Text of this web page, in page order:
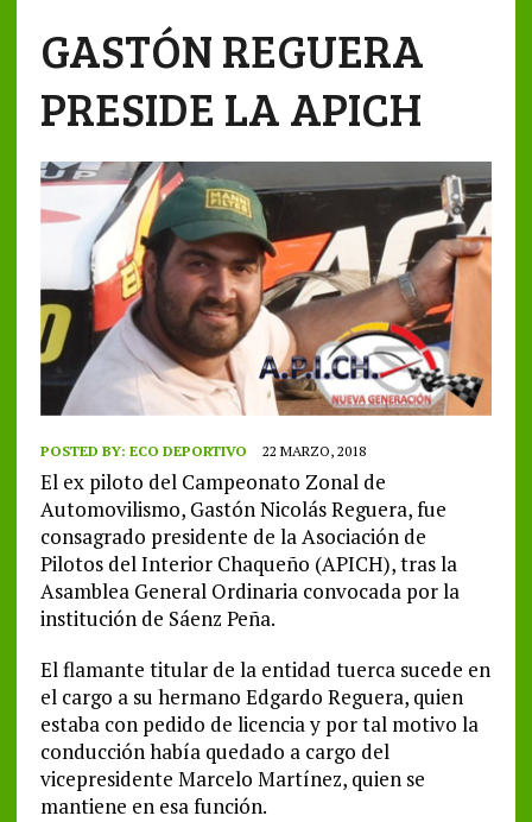
GASTÓN REGUERA
PRESIDE LA APICH
POSTED BY: ECO DEPORTIVO 22 MARZO, 2018
El ex piloto del Campeonato Zonal de
Automovilismo, Gastón Nicolás Reguera, fue
consagrado presidente de la Asociación de
Pilotos del Interior Chaqueño (APICH), tras la
Asamblea General Ordinaria convocada por la
institución de Sáenz Peña.
El flamante titular de la entidad tuerca sucede en
el cargo a su hermano Edgardo Reguera, quien
estaba con pedido de licencia y por tal motivo la
conducción había quedado a cargo del
vicepresidente Marcelo Martínez, quien se
mantiene en esa función.